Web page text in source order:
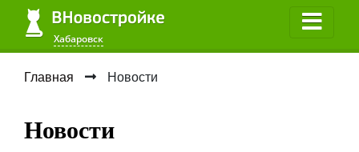
Хабаровск
Главная Новости
Новости